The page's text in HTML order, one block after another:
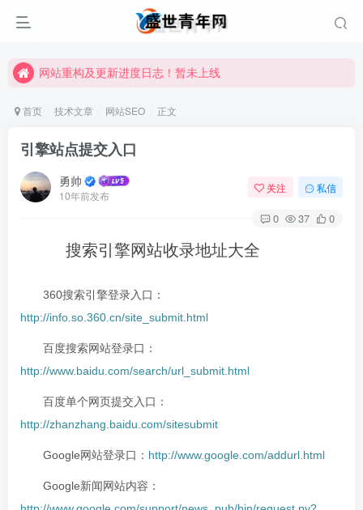
网站重构及更新进度日志！暂未上线
网站重构及更新进度日志！暂未上线
首页 技术文章 网站SEO 正文
引擎站点提交入口
勇帅
10年前发布
关注 私信
0 37 0
搜索引擎网站收录地址大全
360搜索引擎登录入口：
http://info.so.360.cn/site_submit.html
百度搜索网站登录口：
http://www.baidu.com/search/url_submit.html
百度单个网页提交入口：
http://zhanzhang.baidu.com/sitesubmit
Google网站登录口： http://www.google.com/addurl.html
Google新闻网站内容：